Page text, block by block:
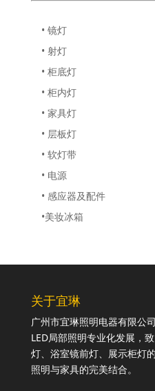
• 镜灯
• 射灯
• 柜底灯
• 柜内灯
• 家具灯
• 层板灯
• 软灯带
• 电源
• 感应器及配件
•美妆冰箱
关于宜琳
广州市宜琳照明电器有限公
LED局部照明专业化发展，
灯、浴室镜前灯、展示柜灯
照明与家具的完美结合。